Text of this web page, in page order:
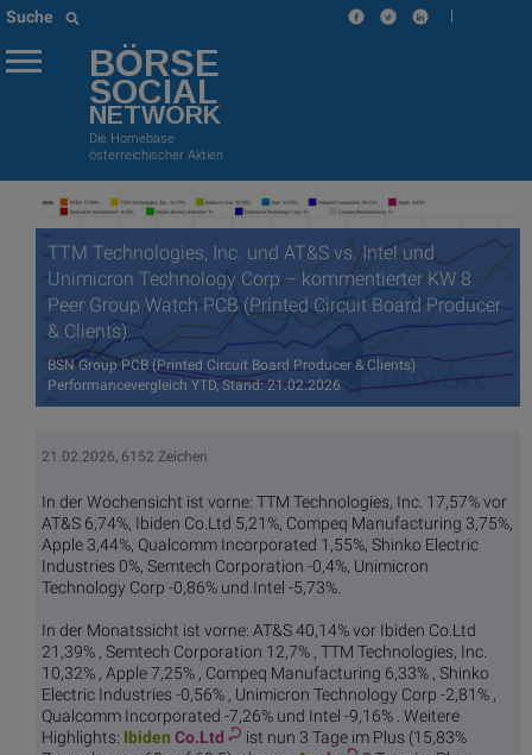
Suche |
BÖRSE
SOCIAL
NETWORK
Die Homebase
österreichischer Aktien
TTM Technologies, Inc. und AT&S vs. Intel und
Unimicron Technology Corp – kommentierter KW 8
Peer Group Watch PCB (Printed Circuit Board Producer
& Clients)
BSN Group PCB (Printed Circuit Board Producer & Clients)
Performancevergleich YTD, Stand: 21.02.2026
21.02.2026, 6152 Zeichen
In der Wochensicht ist vorne: TTM Technologies, Inc. 17,57% vor
AT&S 6,74%, Ibiden Co.Ltd 5,21%, Compeq Manufacturing 3,75%,
Apple 3,44%, Qualcomm Incorporated 1,55%, Shinko Electric
Industries 0%, Semtech Corporation -0,4%, Unimicron
Technology Corp -0,86% und Intel -5,73%.
In der Monatssicht ist vorne: AT&S 40,14% vor Ibiden Co.Ltd
21,39% , Semtech Corporation 12,7% , TTM Technologies, Inc.
10,32% , Apple 7,25% , Compeq Manufacturing 6,33% , Shinko
Electric Industries -0,56% , Unimicron Technology Corp -2,81% ,
Qualcomm Incorporated -7,26% und Intel -9,16% . Weitere
Highlights: Ibiden Co.Ltd
ist nun 3 Tage im Plus (15,83%